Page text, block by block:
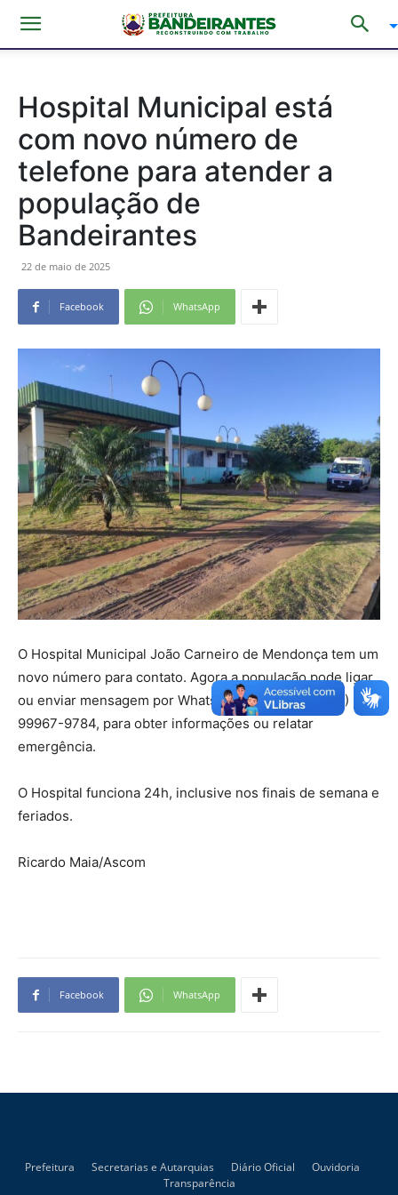
Hospital Municipal está
com novo número de
telefone para atender a
população de
Bandeirantes
22 de maio de 2025
Facebook WhatsApp
O Hospital Municipal João Carneiro de Mendonça tem um
novo número para contato. Agora a população pode ligar
ou enviar mensagem por WhatsApp no telefone: (67)
99967-9784, para obter informações ou relatar
emergência.
O Hospital funciona 24h, inclusive nos finais de semana e
feriados.
Ricardo Maia/Ascom
Facebook WhatsApp
Prefeitura Secretarias e Autarquias Diário Oficial
Ouvidoria
Transparência